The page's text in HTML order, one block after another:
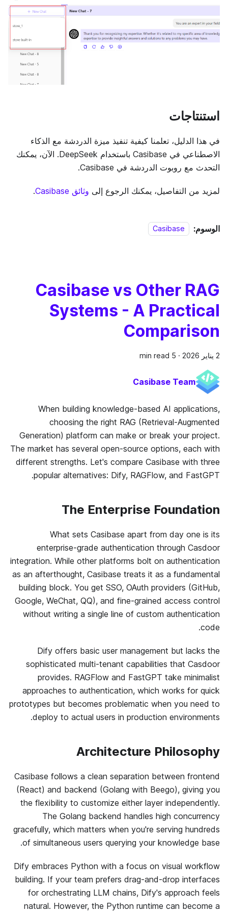
استنتاجات
في هذا الدليل، تعلمنا كيفية تنفيذ ميزة الدردشة مع الذكاء
الاصطناعي في Casibase باستخدام DeepSeek. الآن، يمكنك
التحدث مع روبوت الدردشة في Casibase.
لمزيد من التفاصيل، يمكنك الرجوع إلى وثائق Casibase .
الوسوم: Casibase
Casibase vs Other RAG
Systems - A Practical
Comparison
2 يناير 2026 ·
5 min read
Casibase Team
When building knowledge-based AI applications,
choosing the right RAG (Retrieval-Augmented
Generation) platform can make or break your project.
The market has several open-source options, each with
different strengths. Let's compare Casibase with three
popular alternatives: Dify, RAGFlow, and FastGPT.
The Enterprise Foundation
What sets Casibase apart from day one is its
enterprise-grade authentication through Casdoor
integration. While other platforms bolt on authentication
as an afterthought, Casibase treats it as a fundamental
building block. You get SSO, OAuth providers (GitHub,
Google, WeChat, QQ), and fine-grained access control
without writing a single line of custom authentication
code.
Dify offers basic user management but lacks the
sophisticated multi-tenant capabilities that Casdoor
provides. RAGFlow and FastGPT take minimalist
approaches to authentication, which works for quick
prototypes but becomes problematic when you need to
deploy to actual users in production environments.
Architecture Philosophy
Casibase follows a clean separation between frontend
(React) and backend (Golang with Beego), giving you
the flexibility to customize either layer independently.
The Golang backend handles high concurrency
gracefully, which matters when you're serving hundreds
of simultaneous users querying your knowledge base.
Dify embraces Python with a focus on visual workflow
building. If your team prefers drag-and-drop interfaces
for orchestrating LLM chains, Dify's approach feels
natural. However, the Python runtime can become a